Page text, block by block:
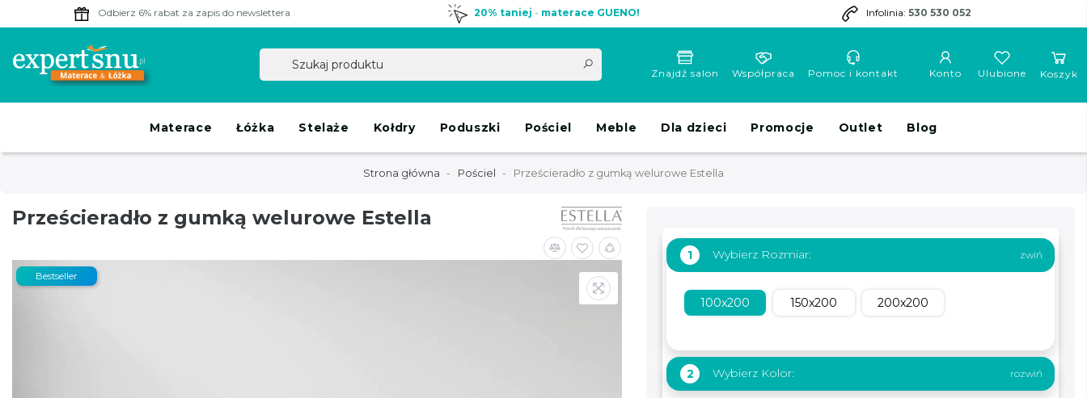
Odbierz 6% rabat za zapis do newslettera 20% taniej - materace GUENO! Infolinia: 530 530 052
Znajdź salon Współpraca Pomoc i kontakt Konto Koszyk
Ulubione
Materace Łóżka Stelaże Kołdry Poduszki Pościel Meble Dla dzieci Promocje Outlet Blog
Strona główna Pościel Prześcieradło z gumką welurowe Estella
Prześcieradło z gumką welurowe Estella
Bestseller
1 Wybierz Rozmiar:
100x200 150x200 200x200
2 Wybierz Kolor: